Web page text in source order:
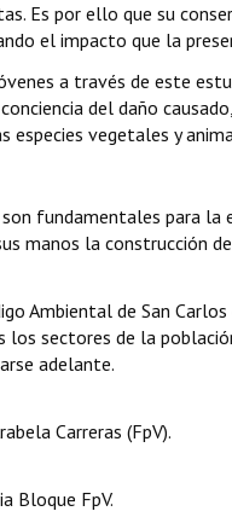
Es por ello que su
el impacto que la
a través de este
del daño
especies vegetales y
fundamentales para
manos la construcción
Ambiental de San
sectores de la
adelante.
Carreras (FpV).
Bloque FpV.